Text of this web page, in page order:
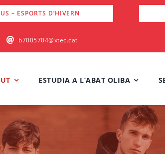
– ESPORTS D’HIVERN
b7005704@xtec.cat
ESTUDIA A L’ABAT OLIBA